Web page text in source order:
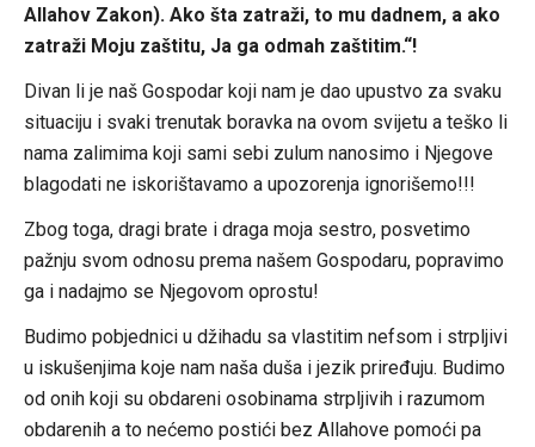
Allahov Zakon). Ako šta zatraži, to mu dadnem, a ako
zatraži Moju zaštitu, Ja ga odmah zaštitim.“!
Divan li je naš Gospodar koji nam je dao upustvo za svaku
situaciju i svaki trenutak boravka na ovom svijetu a teško li
nama zalimima koji sami sebi zulum nanosimo i Njegove
blagodati ne iskorištavamo a upozorenja ignorišemo!!!
Zbog toga, dragi brate i draga moja sestro, posvetimo
pažnju svom odnosu prema našem Gospodaru, popravimo
ga i nadajmo se Njegovom oprostu!
Budimo pobjednici u džihadu sa vlastitim nefsom i strpljivi
u iskušenjima koje nam naša duša i jezik priređuju. Budimo
od onih koji su obdareni osobinama strpljivih i razumom
obdarenih a to nećemo postići bez Allahove pomoći pa